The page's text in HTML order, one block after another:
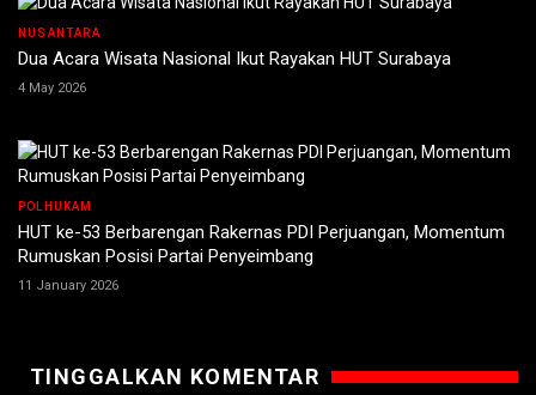
NUSANTARA
Dua Acara Wisata Nasional Ikut Rayakan HUT Surabaya
4 May 2026
POLHUKAM
HUT ke-53 Berbarengan Rakernas PDI Perjuangan, Momentum
Rumuskan Posisi Partai Penyeimbang
11 January 2026
TINGGALKAN KOMENTAR